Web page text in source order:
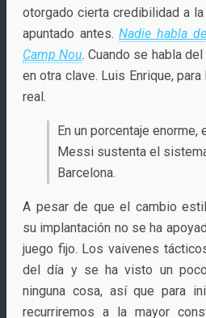
otorgado cierta credibilidad a
apuntado antes.Nadie habla
Camp Nou. Cuando se habla
en otra clave. Luis Enrique,
real.
En un porcentaje enorme,
Messi sustenta el
Barcelona.
A pesar de que el cambio
su implantación no se ha
juego fijo. Los vaivenes
del día y se ha visto un
ninguna cosa, así que para
recurriremos a la mayor